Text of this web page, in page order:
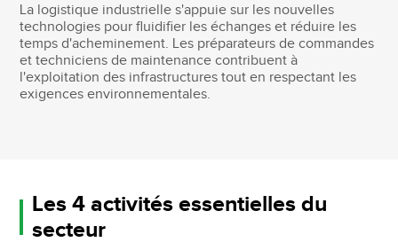
La logistique industrielle s'appuie sur les nouvelles
technologies pour fluidifier les échanges et réduire les
temps d'acheminement. Les préparateurs de commandes
et techniciens de maintenance contribuent à
l'exploitation des infrastructures tout en respectant les
exigences environnementales.
Les 4 activités essentielles du
secteur